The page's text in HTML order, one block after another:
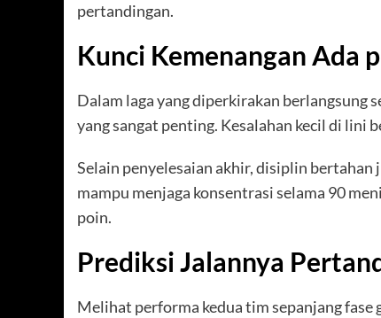
pertandingan.
Kunci Kemenangan Ada
Dalam laga yang diperkirakan berlangsung
yang sangat penting. Kesalahan kecil di lini
Selain penyelesaian akhir, disiplin bertahan
mampu menjaga konsentrasi selama 90
poin.
Prediksi Jalannya
Melihat performa kedua tim sepanjang